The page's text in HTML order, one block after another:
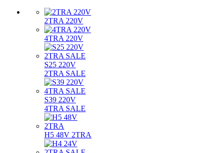
2TRA 220V
4TRA 220V
S25 220V
2TRA SALE
S39 220V
4TRA SALE
H5 48V 2TRA